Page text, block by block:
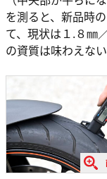
を測ると、新品時
て、現状は１.８㎜
の資質は味わえない